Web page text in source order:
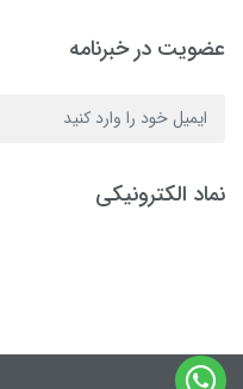
عضویت در خبرنامه
نماد الکترونیکی